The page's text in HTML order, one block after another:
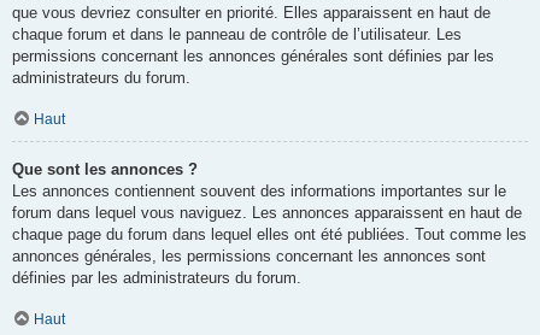
que vous devriez consulter en priorité. Elles apparaissent en haut de
chaque forum et dans le panneau de contrôle de l’utilisateur. Les
permissions concernant les annonces générales sont définies par les
administrateurs du forum.
Haut
Que sont les annonces ?
Les annonces contiennent souvent des informations importantes sur le
forum dans lequel vous naviguez. Les annonces apparaissent en haut de
chaque page du forum dans lequel elles ont été publiées. Tout comme les
annonces générales, les permissions concernant les annonces sont
définies par les administrateurs du forum.
Haut